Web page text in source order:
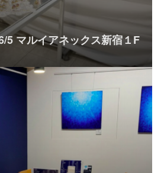
5 マルイアネックス新宿１F